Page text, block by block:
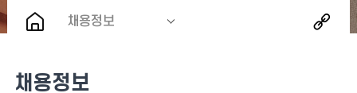
채용정보
채용정보